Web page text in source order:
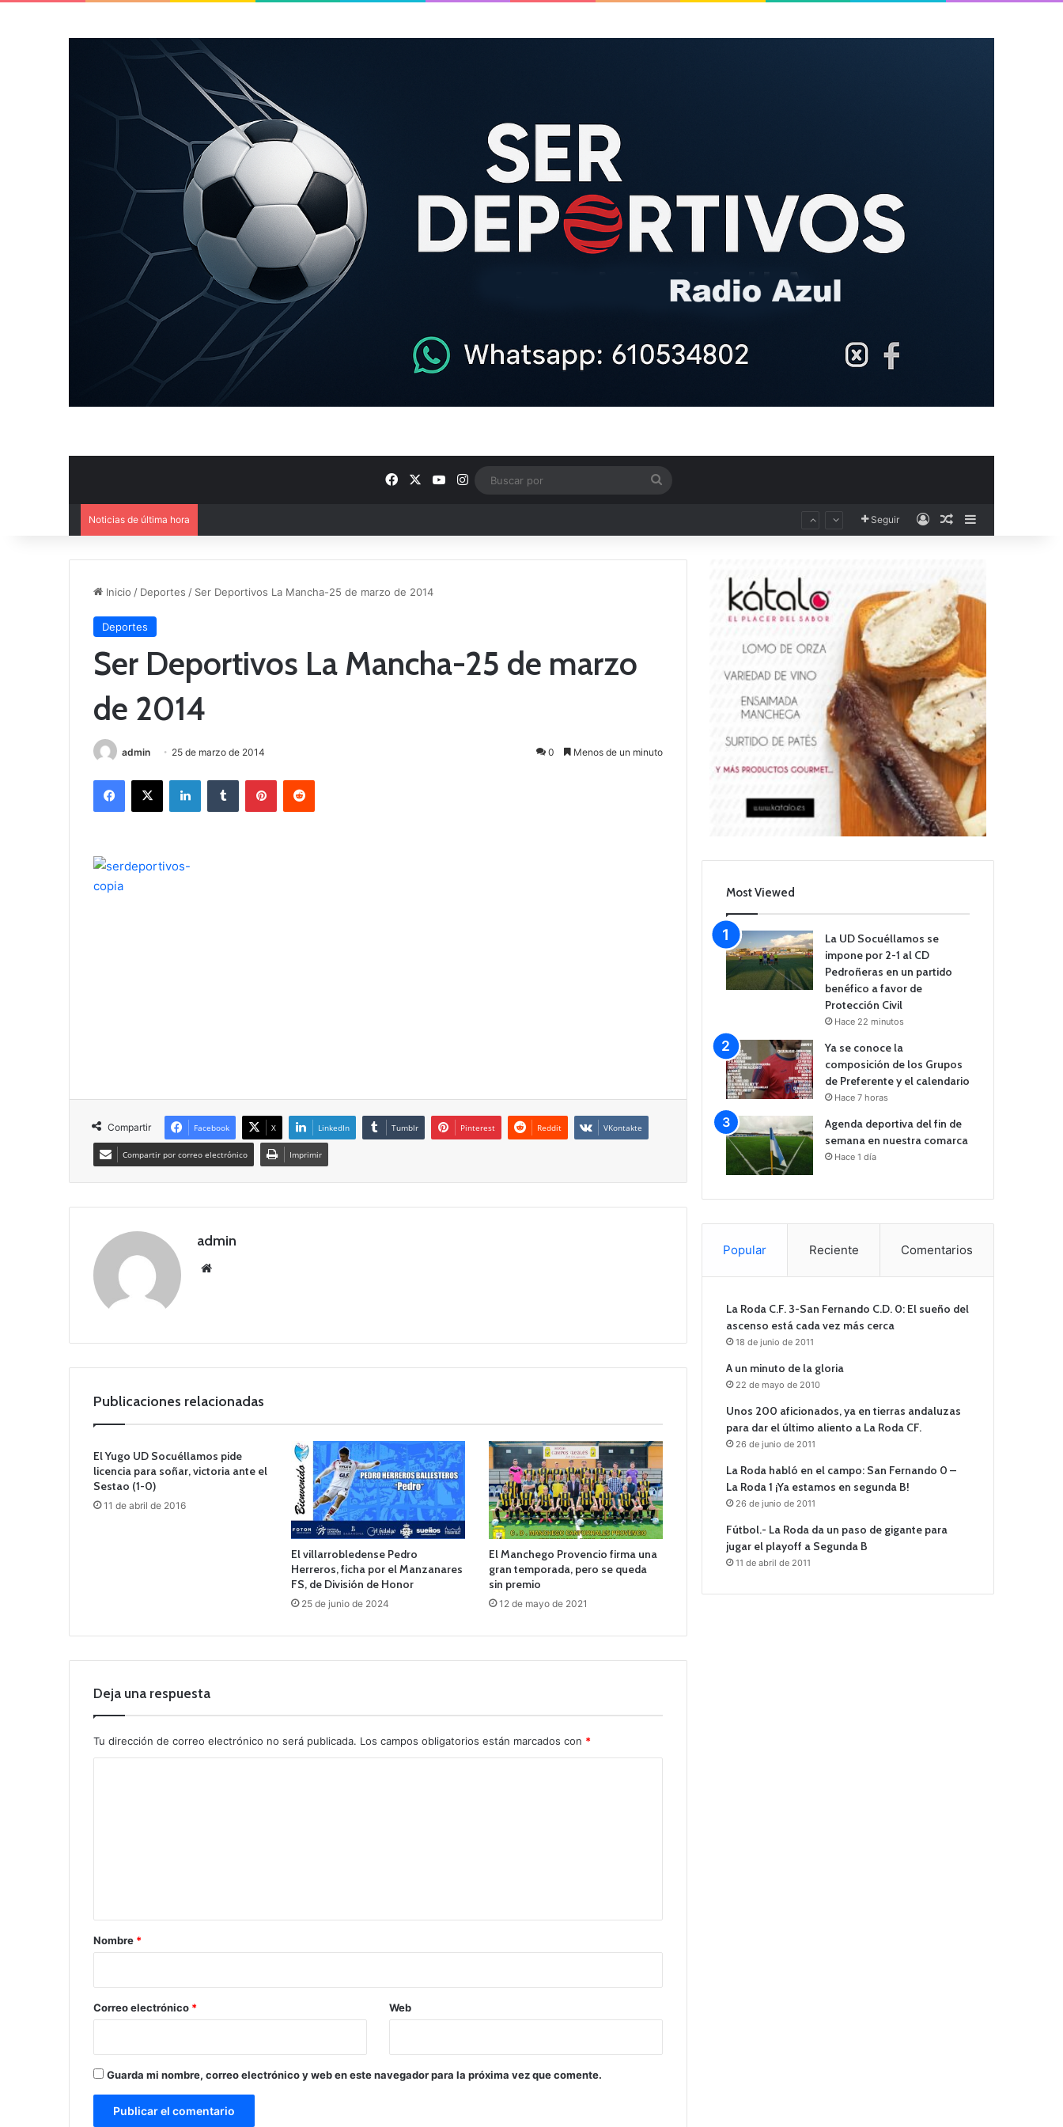
FacebookYouTube
Instagram
Noticias de última hora Seguir AccesoPublicación al
Inicio / Deportes / Ser Deportivos La Mancha-25 de marzo de 2014
Deportes
Ser Deportivos La Mancha-25 de marzo
de 2014
admin 25 de marzo de 2014 0 Menos de un minuto
Compartir Facebook X LinkedIn Tumblr Pinterest Reddit VKontakte
Compartir por correo electrónico Imprimir
admin
Publicaciones relacionadas
El Yugo UD Socuéllamos pide
licencia para soñar, victoria ante el
Sestao (1-0)
11 de abril de 2016
El villarrobledense Pedro
Herreros, ficha por el Manzanares
FS, de División de Honor
25 de junio de 2024
El Manchego Provencio firma una
gran temporada, pero se queda
sin premio
12 de mayo de 2021
Deja una respuesta
Tu dirección de correo electrónico no será publicada. Los campos obligatorios están marcados con *
r
*
Nombre *
Correo electrónico * Web
Guarda mi nombre, correo electrónico y web en este navegador para la próxima vez que comente.
Most Viewed
La UD Socuéllamos se
impone por 2-1 al CD
Pedroñeras en un partido
benéfico a favor de
Protección Civil
Hace 22 minutos
Ya se conoce la
composición de los Grupos
de Preferente y el calendario
Hace 7 horas
Agenda deportiva del fin de
semana en nuestra comarca
Hace 1 día
Popular Reciente Comentarios
La Roda C.F. 3-San Fernando C.D. 0: El sueño del
ascenso está cada vez más cerca
18 de junio de 2011
A un minuto de la gloria
22 de mayo de 2010
Unos 200 aficionados, ya en tierras andaluzas
para dar el último aliento a La Roda CF.
26 de junio de 2011
La Roda habló en el campo: San Fernando 0 –
La Roda 1 ¡Ya estamos en segunda B!
26 de junio de 2011
Fútbol.- La Roda da un paso de gigante para
jugar el playoff a Segunda B
11 de abril de 2011